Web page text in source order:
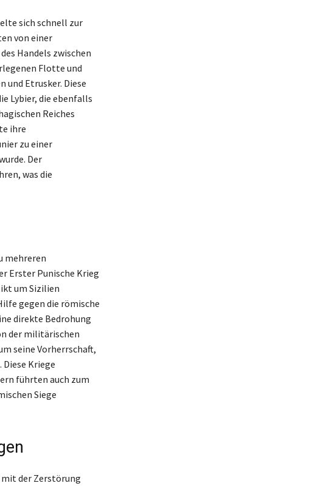
sich schnell zur
von einer
Handels zwischen
Flotte und
und Etrusker. Diese
Lybier, die ebenfalls
Reiches
ihre
zu einer
Der
was die
mehreren
Erster Punische Krieg
um Sizilien
gegen die römische
direkte Bedrohung
der militärischen
seine Vorherrschaft,
Kriege
führten auch zum
Siege
der Zerstörung